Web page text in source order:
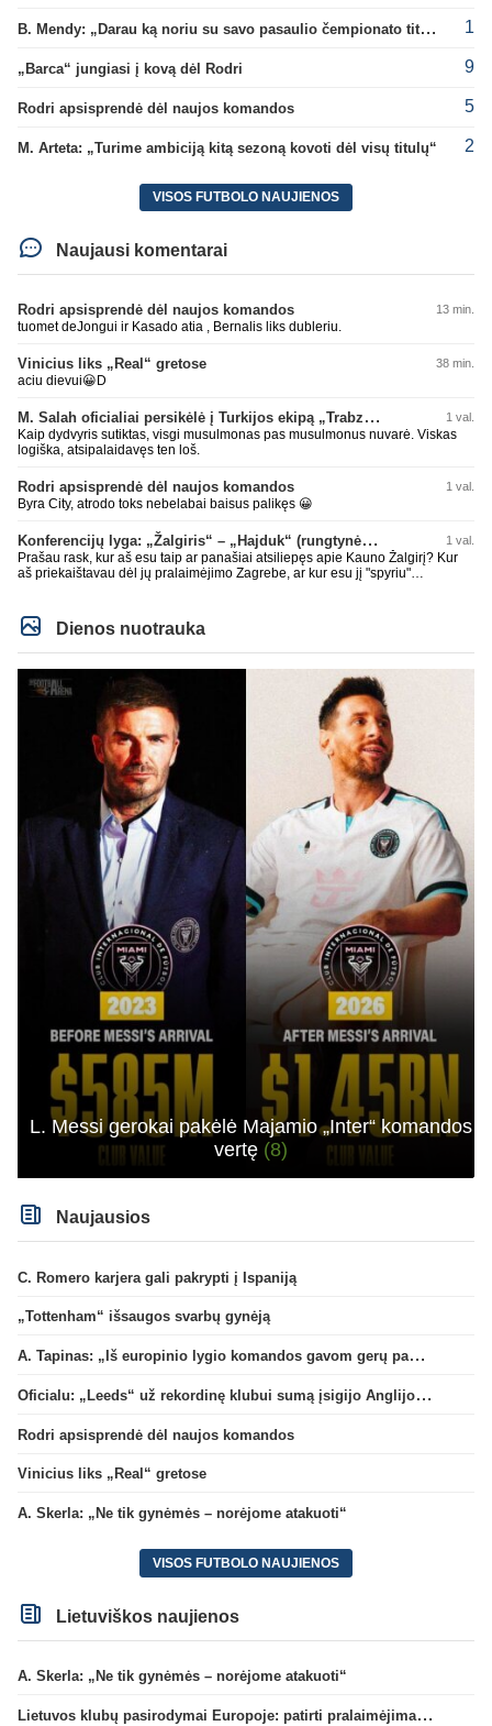
B. Mendy: „Darau ką noriu su savo pasaulio čempionato titulu“ 1
„Barca“ jungiasi į kovą dėl Rodri 9
Rodri apsisprendė dėl naujos komandos 5
M. Arteta: „Turime ambiciją kitą sezoną kovoti dėl visų titulų“ 2
VISOS FUTBOLO NAUJIENOS
Naujausi komentarai
Rodri apsisprendė dėl naujos komandos 13 min.
tuomet deJongui ir Kasado atia , Bernalis liks dubleriu.
Vinicius liks „Real“ gretose 38 min.
aciu dievui😀D
M. Salah oficialiai persikėlė į Turkijos ekipą „Trabzonspor“ 1 val.
Kaip dydvyris sutiktas, visgi musulmonas pas musulmonus nuvarė. Viskas
logiška, atsipalaidavęs ten loš.
Rodri apsisprendė dėl naujos komandos 1 val.
Byra City, atrodo toks nebelabai baisus palikęs 😀
Konferencijų lyga: „Žalgiris“ – „Hajduk“ (rungtynės tiesiogiai) 1 val.
Prašau rask, kur aš esu taip ar panašiai atsiliepęs apie Kauno Žalgirį? Kur
aš priekaištavau dėl jų pralaimėjimo Zagrebe, ar kur esu jį "spyriu"
Dienos nuotrauka
L. Messi gerokai pakėlė Majamio „Inter“ komandos
vertę (8)
Naujausios
C. Romero karjera gali pakrypti į Ispaniją
„Tottenham“ išsaugos svarbų gynėją
A. Tapinas: „Iš europinio lygio komandos gavom gerų pamokų“
Oficialu: „Leeds“ už rekordinę klubui sumą įsigijo Anglijos rinktinės vartininką
Rodri apsisprendė dėl naujos komandos
Vinicius liks „Real“ gretose
A. Skerla: „Ne tik gynėmės – norėjome atakuoti“
VISOS FUTBOLO NAUJIENOS
Lietuviškos naujienos
A. Skerla: „Ne tik gynėmės – norėjome atakuoti“
Lietuvos klubų pasirodymai Europoje: patirti pralaimėjimai Kroatijos atstovams